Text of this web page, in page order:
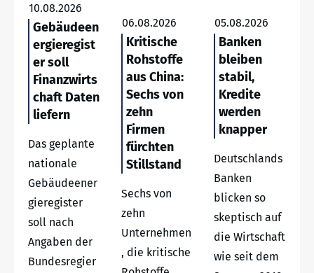
10.08.2026
Gebäudeen
ergieregist
er soll
Finanzwirts
chaft Daten
liefern
Das geplante
nationale
Gebäudeener
gieregister
soll nach
Angaben der
Bundesregier
06.08.2026
Kritische
Rohstoffe
aus China:
Sechs von
zehn
Firmen
fürchten
Stillstand
Sechs von
zehn
Unternehmen
, die kritische
05.08.2026
Banken
bleiben
stabil,
Kredite
werden
knapper
Deutschlands
Banken
blicken so
skeptisch auf
die Wirtschaft
wie seit dem